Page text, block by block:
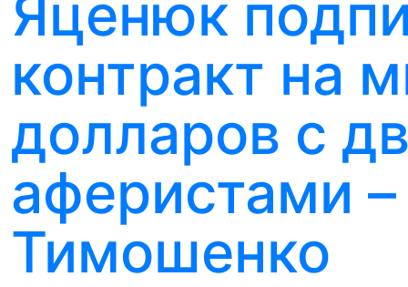
Яценюк
контракт на
долларов с
аферистами
Тимошенко